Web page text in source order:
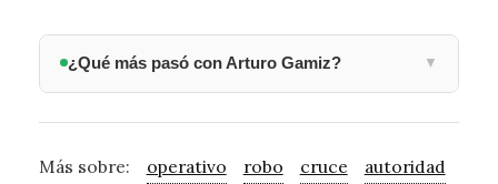
¿Qué más pasó con Arturo Gamiz? ▼
Más sobre: operativo robo cruce autoridad